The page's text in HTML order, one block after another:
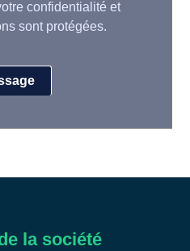
confidentialité et
sont protégées.
la société